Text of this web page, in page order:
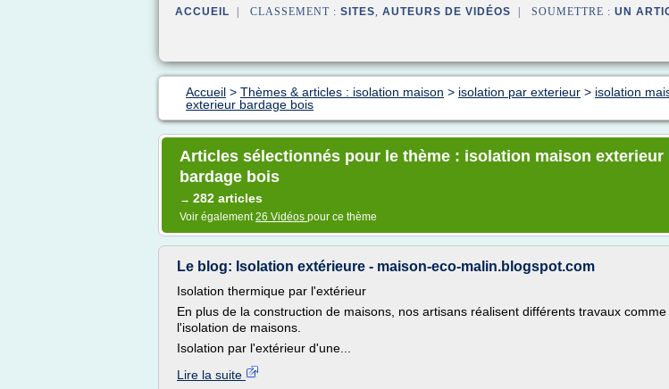
ACCUEIL | CLASSEMENT : SITES, AUTEURS DE VIDÉOS | SOUMETTRE : UN
Accueil > Thèmes & articles : isolation maison > isolation par exterieur > isolation
exterieur bardage bois
Articles sélectionnés pour le thème : isolation maison exterieur
bardage bois
→ 282 articles
Voir également26 Vidéos pour ce thème
Le blog: Isolation extérieure - maison-eco-malin.blogspot.com
Isolation thermique par l'extérieur
En plus de la construction de maisons, nos artisans réalisent différents travaux comme
l'isolation de maisons.
Isolation par l'extérieur d'une...
Lire la suite